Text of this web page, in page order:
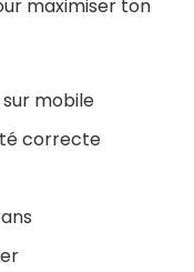
maximiser ton
mobile
correcte